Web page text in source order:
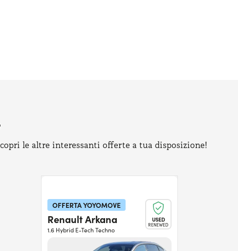
le altre interessanti offerte a tua disposizione!
OFFERTA YOYOMOVE
USED
RENEWED
Renault Arkana
1.6 Hybrid E-Tech Techno